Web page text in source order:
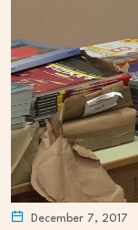
December 7, 2017